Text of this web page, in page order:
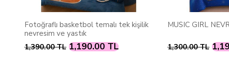
Fotoğraflı basketbol temalı tek kişilik
nevresim ve yastık
1,390.00 TL 1,190.00 TL
MUSIC GIRL
1,300.00 TL